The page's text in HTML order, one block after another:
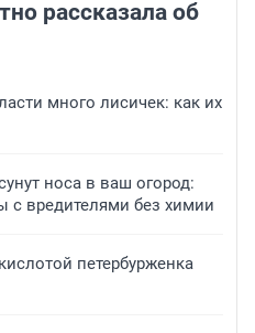
рассказала об
много лисичек: как их
носа в ваш огород:
с вредителями без химии
петербурженка